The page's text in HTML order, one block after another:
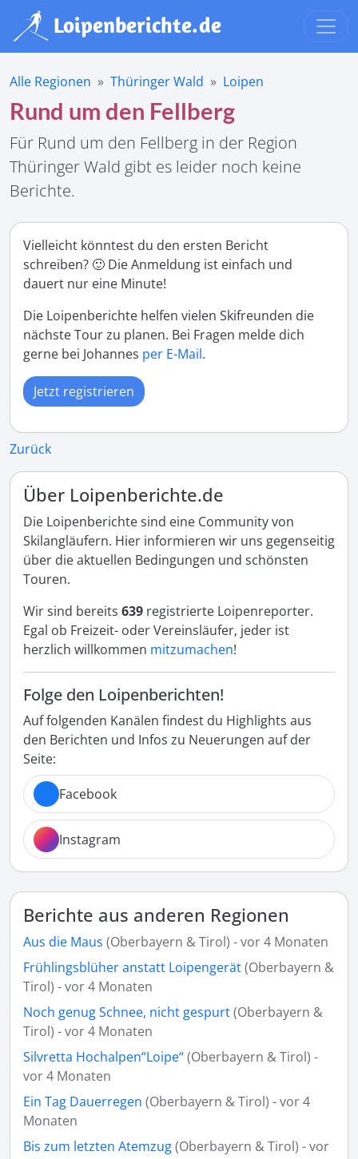
Alle Regionen Thüringer Wald Loipen
Rund um den Fellberg
Für Rund um den Fellberg in der Region
Thüringer Wald gibt es leider noch keine
Berichte.
Vielleicht könntest du den ersten Bericht
schreiben? 🙂 Die Anmeldung ist einfach und
dauert nur eine Minute!
Die Loipenberichte helfen vielen Skifreunden die
nächste Tour zu planen. Bei Fragen melde dich
gerne bei Johannes per E-Mail.
Jetzt registrieren
Zurück
Über Loipenberichte.de
Die Loipenberichte sind eine Community von
Skilangläufern. Hier informieren wir uns gegenseitig
über die aktuellen Bedingungen und schönsten
Touren.
Wir sind bereits 639 registrierte Loipenreporter.
Egal ob Freizeit- oder Vereinsläufer, jeder ist
herzlich willkommen mitzumachen!
Folge den Loipenberichten!
Auf folgenden Kanälen findest du Highlights aus
den Berichten und Infos zu Neuerungen auf der
Seite:
Facebook
Instagram
Berichte aus anderen Regionen
Aus die Maus (Oberbayern & Tirol) - vor 4 Monaten
Frühlingsblüher anstatt Loipengerät(Oberbayern &
Tirol) - vor 4 Monaten
Noch genug Schnee, nicht gespurt(Oberbayern &
Tirol) - vor 4 Monaten
Silvretta Hochalpen“Loipe“(Oberbayern & Tirol) -
vor 4 Monaten
Ein Tag Dauerregen (Oberbayern & Tirol) - vor 4
Monaten
Bis zum letzten Atemzug(Oberbayern & Tirol) - vor